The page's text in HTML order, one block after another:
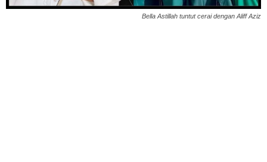
Bella Astillah tuntut cerai dengan Aliff Aziz